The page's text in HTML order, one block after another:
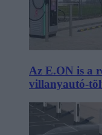
Az E.ON is a
villanyautó-